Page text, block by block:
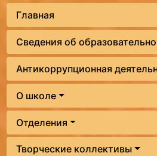
Главная
Сведения об
Антикоррупционная
О школе
Отделения
Творческие коллективы